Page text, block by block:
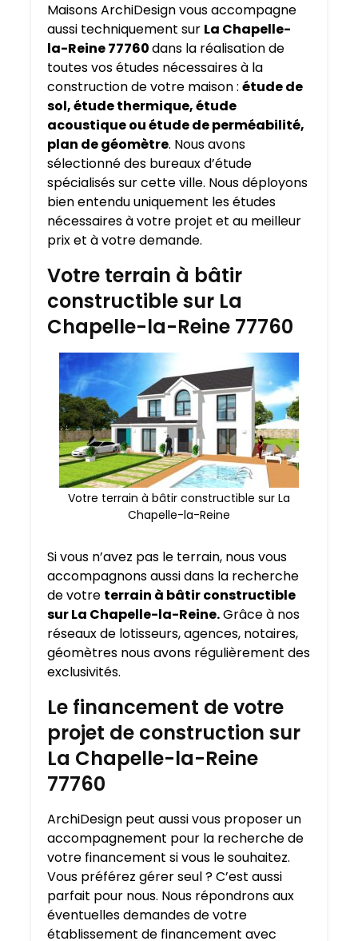
Maisons ArchiDesign vous accompagne
aussi techniquement sur La Chapelle-
la-Reine 77760dans la réalisation de
toutes vos études nécessaires à la
construction de votre maison : étude de
sol, étude thermique, étude
acoustique ou étude de perméabilité,
plan de géomètre. Nous avons
sélectionné des bureaux d’étude
spécialisés sur cette ville. Nous déployons
bien entendu uniquement les études
nécessaires à votre projet et au meilleur
prix et à votre demande.
Votre terrain à bâtir
constructible sur La
Chapelle-la-Reine 77760
Votre terrain à bâtir constructible sur La
Chapelle-la-Reine
Si vous n’avez pas le terrain, nous vous
accompagnons aussi dans la recherche
de votre terrain à bâtir constructible
sur La Chapelle-la-Reine.Grâce à nos
réseaux de lotisseurs, agences, notaires,
géomètres nous avons régulièrement des
exclusivités.
Le financement de votre
projet de construction sur
La Chapelle-la-Reine
77760
ArchiDesign peut aussi vous proposer un
accompagnement pour la recherche de
votre financement si vous le souhaitez.
Vous préférez gérer seul ? C’est aussi
parfait pour nous. Nous répondrons aux
éventuelles demandes de votre
établissement de financement avec